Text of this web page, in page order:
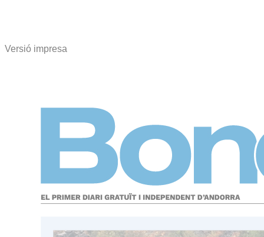
Versió impresa